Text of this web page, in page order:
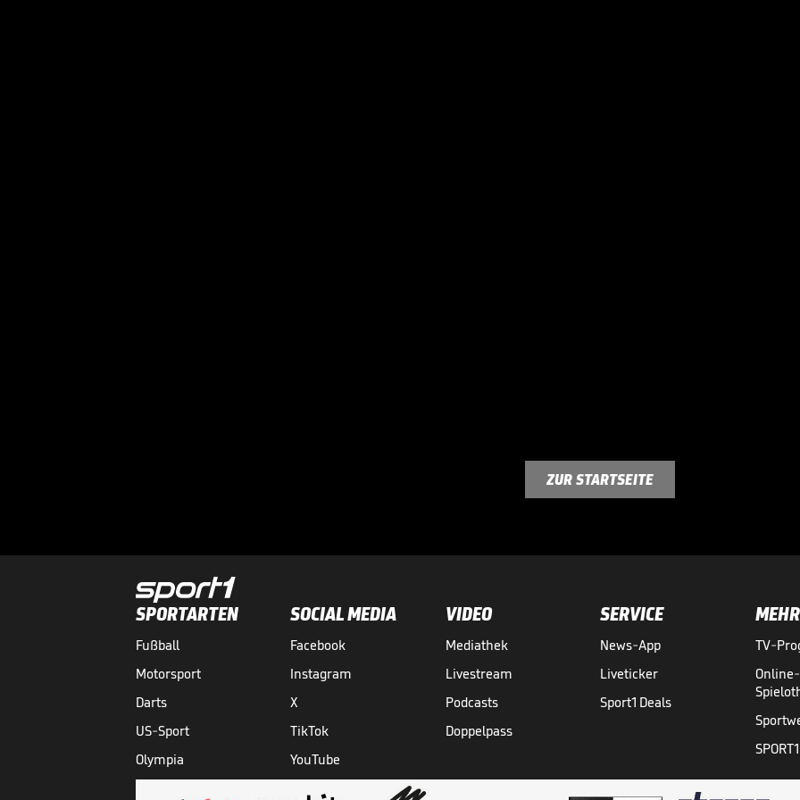
ZUR STARTSEITE
SPORTARTEN
Fußball
Motorsport
Darts
US-Sport
Olympia
SOCIAL MEDIA
Facebook
Instagram
X
TikTok
YouTube
VIDEO
Mediathek
Livestream
Podcasts
Doppelpass
SERVICE
News-App
Liveticker
Sport1 Deals
MEHR
TV-